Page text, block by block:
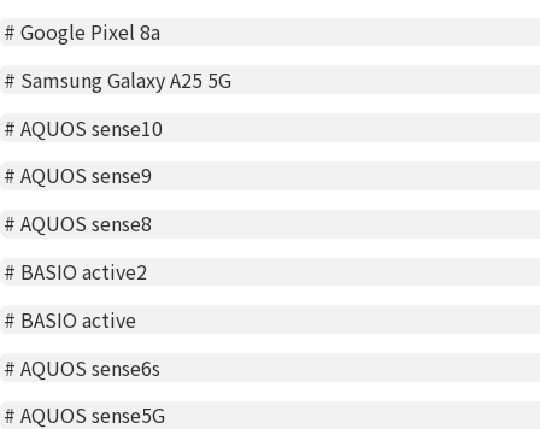
#Google Pixel 8a
# Samsung Galaxy A25 5G
#AQUOS sense10
#AQUOS sense9
#AQUOS sense8
# BASIO active2
# BASIO active
#AQUOS sense6s
#AQUOS sense5G